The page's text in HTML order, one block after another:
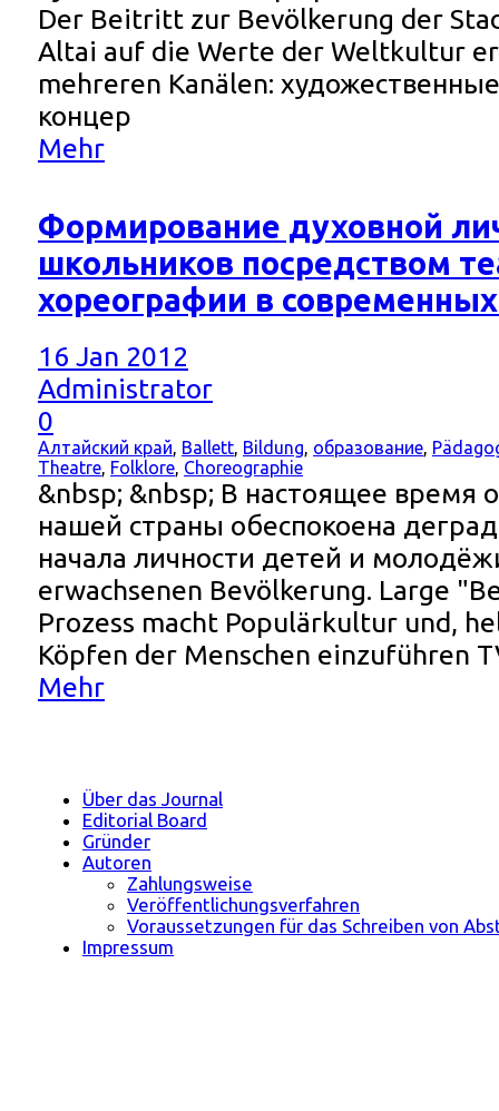
Der Beitritt zur Bevölkerung der
Altai auf die Werte der Weltkultur
mehreren Kanälen:
концер
Mehr
Формирование духовной
школьников посредством
хореографии в
16 Jan 2012
Administrator
0
Алтайский край, Ballett, Bildung, образование,
Theatre, Folklore, Choreographie
&nbsp; &nbsp; В настоящее время
нашей страны обеспокоена
начала личности детей и
erwachsenen Bevölkerung. Large
Prozess macht Populärkultur und,
Köpfen der Menschen einzuführen
Mehr
Über das Journal
Editorial Board
Gründer
Autoren
Zahlungsweise
Veröffentlichungsverfahren
Voraussetzungen für das Schreiben von
Impressum